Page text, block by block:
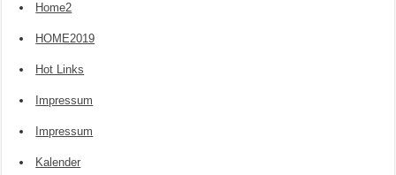
Home2
HOME2019
Hot Links
Impressum
Impressum
Kalender